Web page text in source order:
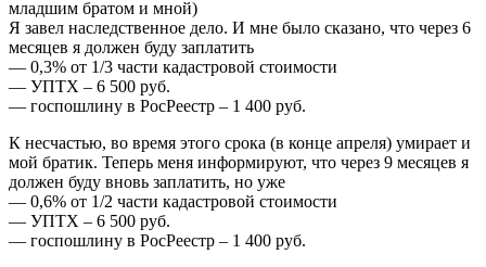
младшим братом и мной)
Я завел наследственное дело. И мне было сказано, что через 6
месяцев я должен буду заплатить
— 0,3% от 1/3 части кадастровой стоимости
— УПТХ – 6 500 руб.
— госпошлину в РосРеестр – 1 400 руб.
К несчастью, во время этого срока (в конце апреля) умирает и
мой братик. Теперь меня информируют, что через 9 месяцев я
должен буду вновь заплатить, но уже
— 0,6% от 1/2 части кадастровой стоимости
— УПТХ – 6 500 руб.
— госпошлину в РосРеестр – 1 400 руб.